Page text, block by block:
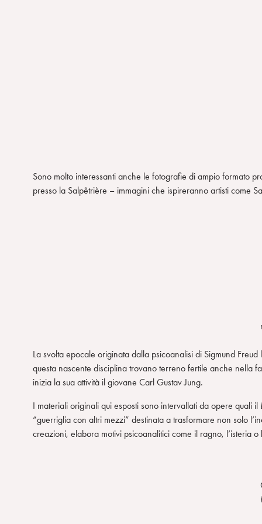
Sono molto interessanti anche le fotografie di ampio formato
presso la Salpêtrière – immagini che ispireranno artisti come
La svolta epocale originata dalla psicoanalisi di Sigmund
questa nascente disciplina trovano terreno fertile anche nella
inizia la sua attività il giovane Carl Gustav Jung.
I materiali originali qui esposti sono intervallati da opere quali il
“guerriglia con altri mezzi” destinata a trasformare non solo
creazioni, elabora motivi psicoanalitici come il ragno, l’isteria o